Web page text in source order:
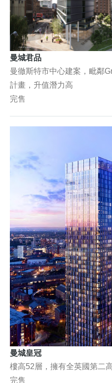
曼城君品
曼徹斯特市中心建案，毗鄰
計畫，升值潛力高
完售
曼城皇冠
樓高52層，擁有全英國第二
完售